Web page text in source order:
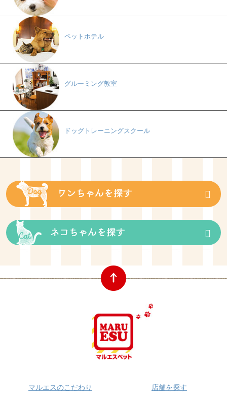
ペットホテル
グルーミング教室
ドッグトレーニングスクール
マルエスのこだわり 店舗を探す